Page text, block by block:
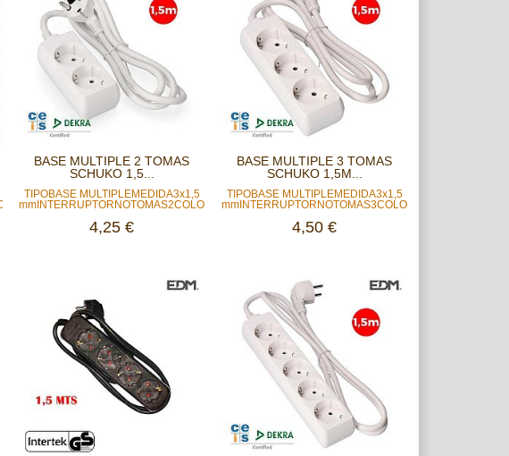
BASE MULTIPLE 2 TOMAS
SCHUKO 1,5...
TIPOBASE MULTIPLEMEDIDA3x1,5
mmINTERRUPTORNOTOMAS2COLORBLANCOCABLE1,5...
4,25 €
BASE MULTIPLE 3 TOMAS
SCHUKO 1,5M...
TIPOBASE MULTIPLEMEDIDA3x1,5
4,50 €